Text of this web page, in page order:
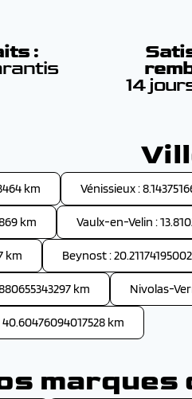
:
14
km Vénissieux :
km Vaulx-en-Velin :
km Beynost :
km Nivolas-
km